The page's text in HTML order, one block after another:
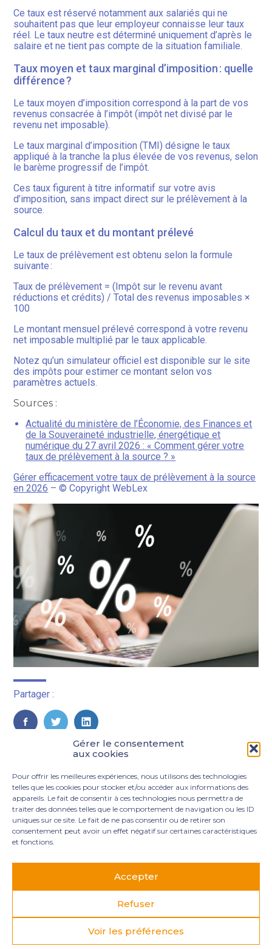
Gérer le consentement
aux cookies
Pour offrir les meilleures expériences, nous utilisons des technologies
telles que les cookies pour stocker et/ou accéder aux informations des
appareils. Le fait de consentir à ces technologies nous permettra de
traiter des données telles que le comportement de navigation ou les ID
uniques sur ce site. Le fait de ne pas consentir ou de retirer son
consentement peut avoir un effet négatif sur certaines caractéristiques
et fonctions.
Accepter
Refuser
Voir les préférences
Ce taux est réservé notamment aux salariés qui ne
souhaitent pas que leur employeur connaisse leur taux
réel. Le taux neutre est déterminé uniquement d’après le
salaire et ne tient pas compte de la situation familiale.
Taux moyen et taux marginal d’imposition : quelle
différence ?
Le taux moyen d’imposition correspond à la part de vos
revenus consacrée à l’impôt (impôt net divisé par le
revenu net imposable).
Le taux marginal d’imposition (TMI) désigne le taux
appliqué à la tranche la plus élevée de vos revenus, selon
le barème progressif de l’impôt.
Ces taux figurent à titre informatif sur votre avis
d’imposition, sans impact direct sur le prélèvement à la
source.
Calcul du taux et du montant prélevé
Le taux de prélèvement est obtenu selon la formule
suivante :
Taux de prélèvement = (Impôt sur le revenu avant
réductions et crédits) / Total des revenus imposables ×
100
Le montant mensuel prélevé correspond à votre revenu
net imposable multiplié par le taux applicable.
Notez qu’un simulateur officiel est disponible sur le site
des impôts pour estimer ce montant selon vos
paramètres actuels.
Sources :
Actualité du ministère de l’Économie, des Finances et
de la Souveraineté industrielle, énergétique et
numérique du 27 avril 2026 : « Comment gérer votre
taux de prélèvement à la source ? »
Gérer efficacement votre taux de prélèvement à la source
en 2026 – © Copyright WebLex
Partager :
FaceBook
TwitterLinkedIn
Principale
3 rue Marie Dupil – La Plaine Petit Manoir – 97232 Le
MENTIONS LÉGALES
PLAN DU SITE